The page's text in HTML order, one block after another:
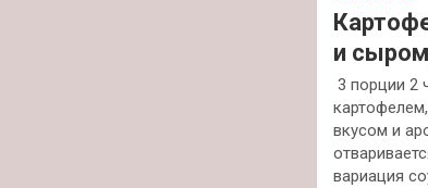
и
3 порции 2
вкусом и
вариация